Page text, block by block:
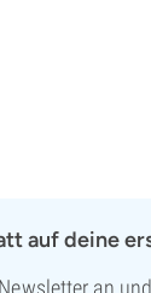
auf deine
an